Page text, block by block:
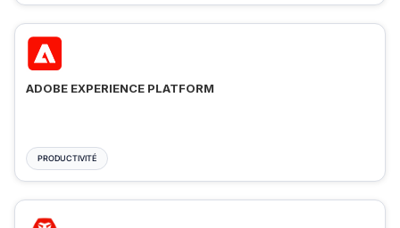
ADOBE EXPERIENCE PLATFORM
PRODUCTIVITÉ